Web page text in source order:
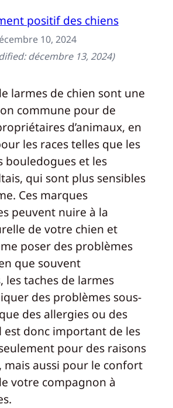
positif des chiens
10, 2024
décembre 13, 2024)
larmes de chien sont une
commune pour de
d’animaux, en
les races telles que les
bouledogues et les
qui sont plus sensibles
Ces marques
peuvent nuire à la
de votre chien et
poser des problèmes
que souvent
les taches de larmes
des problèmes sous-
des allergies ou des
est donc important de les
pour des raisons
mais aussi pour le confort
votre compagnon à